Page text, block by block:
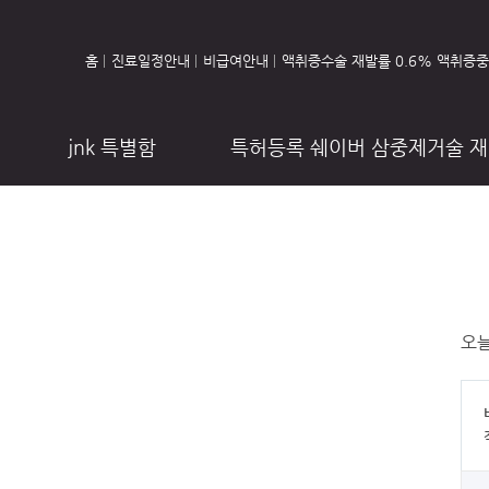
홈 진료일정안내 비급여안내 액취증수술 재발률 0.6% 액취증
jnk 특별함 특허등록 쉐이버 삼중제거술
오